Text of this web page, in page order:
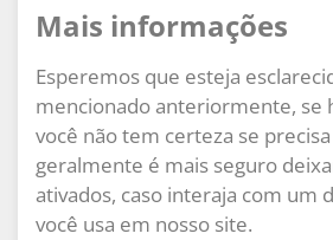
Mais informações
Esperemos que esteja
mencionado anteriormente, se
você não tem certeza se
geralmente é mais seguro
ativados, caso interaja com um
você usa em nosso site.